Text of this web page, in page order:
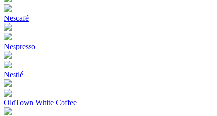
Nescafé
Nespresso
Nestlé
OldTown White Coffee